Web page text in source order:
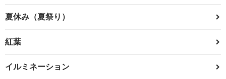
夏休み（夏祭り）
紅葉
イルミネーション